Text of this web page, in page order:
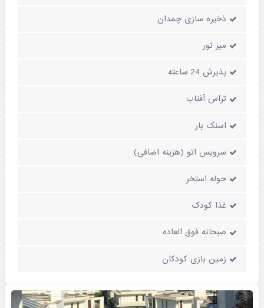
ذخیره سازی چمدان
میز تور
پذیرش 24 ساعته
تراس آفتاب
اسنک بار
سرویس اتو (هزینه اضافی)
حوله استخر
غذا کودک
صبحانه فوق العاده
زمین بازی کودکان